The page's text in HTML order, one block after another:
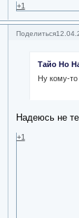
+1
Поделиться
Тайо Но
Ну кому-то
Надеюсь не
+1